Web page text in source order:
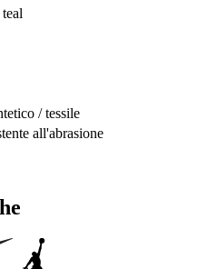
/ tessile
all'abrasione